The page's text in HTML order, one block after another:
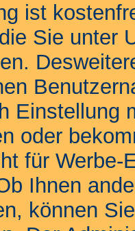
ist
Sie unter
Einstellung
oder
für
Ihnen
können